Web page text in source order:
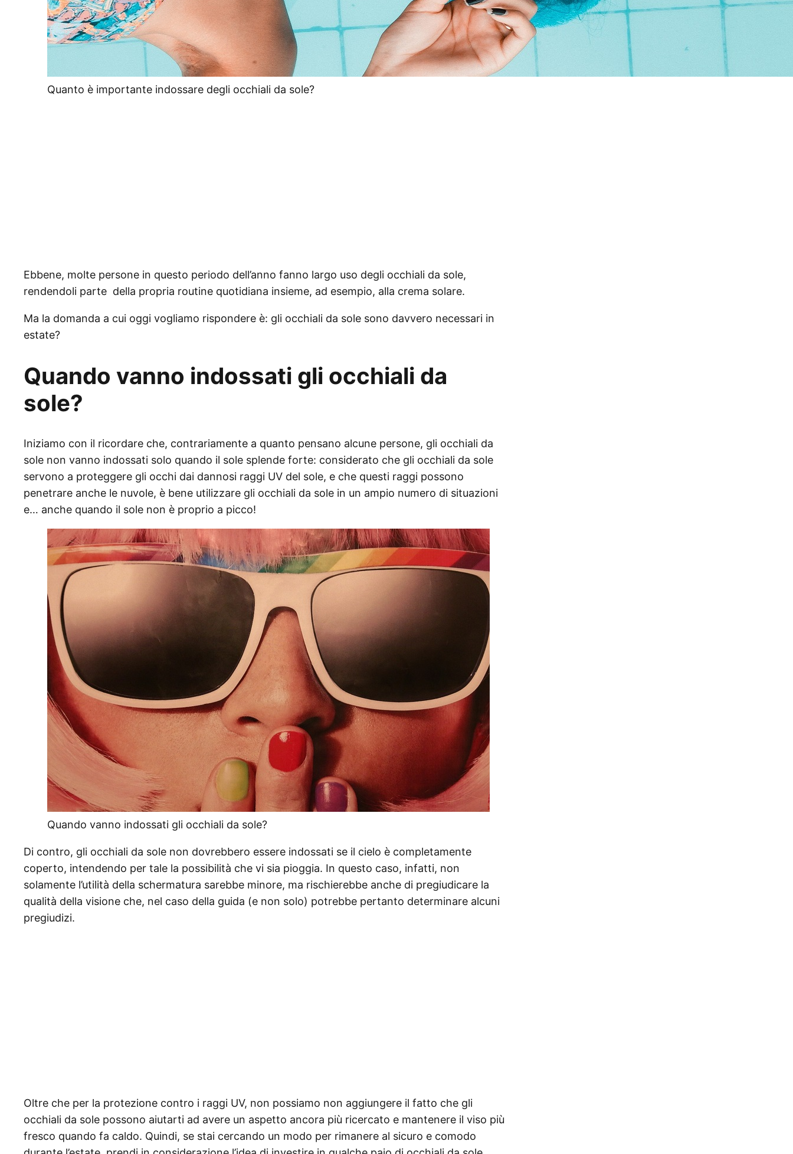
Quanto è importante indossare degli occhiali da sole?
Ebbene, molte persone in questo periodo dell’anno fanno largo uso degli occhiali da sole,
rendendoli parte della propria routine quotidiana insieme, ad esempio, alla crema solare.
Ma la domanda a cui oggi vogliamo rispondere è: gli occhiali da sole sono davvero necessari in
estate?
Quando vanno indossati gli occhiali da
sole?
Iniziamo con il ricordare che, contrariamente a quanto pensano alcune persone, gli occhiali da
sole non vanno indossati solo quando il sole splende forte: considerato che gli occhiali da sole
servono a proteggere gli occhi dai dannosi raggi UV del sole, e che questi raggi possono
penetrare anche le nuvole, è bene utilizzare gli occhiali da sole in un ampio numero di situazioni
e… anche quando il sole non è proprio a picco!
Quando vanno indossati gli occhiali da sole?
Di contro, gli occhiali da sole non dovrebbero essere indossati se il cielo è completamente
coperto, intendendo per tale la possibilità che vi sia pioggia. In questo caso, infatti, non
solamente l’utilità della schermatura sarebbe minore, ma rischierebbe anche di pregiudicare la
qualità della visione che, nel caso della guida (e non solo) potrebbe pertanto determinare alcuni
pregiudizi.
Oltre che per la protezione contro i raggi UV, non possiamo non aggiungere il fatto che gli
occhiali da sole possono aiutarti ad avere un aspetto ancora più ricercato e mantenere il viso più
fresco quando fa caldo. Quindi, se stai cercando un modo per rimanere al sicuro e comodo